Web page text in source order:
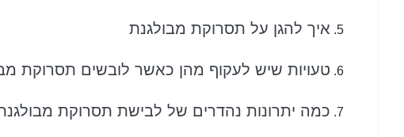
איך להגן על תסרוקת מבולגנת
טעויות שיש לעקוף מהן כאשר לובשים תסרוקת
כמה יתרונות נהדרים של לבישת תסרוקת